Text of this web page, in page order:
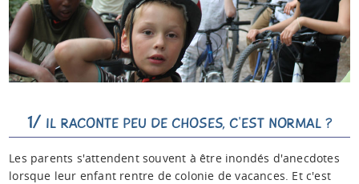
1/ IL RACONTE PEU DE CHOSES, C'EST NORMAL ?
Les parents s'attendent souvent à être inondés d'anecdotes
lorsque leur enfant rentre de colonie de vacances. Et c'est